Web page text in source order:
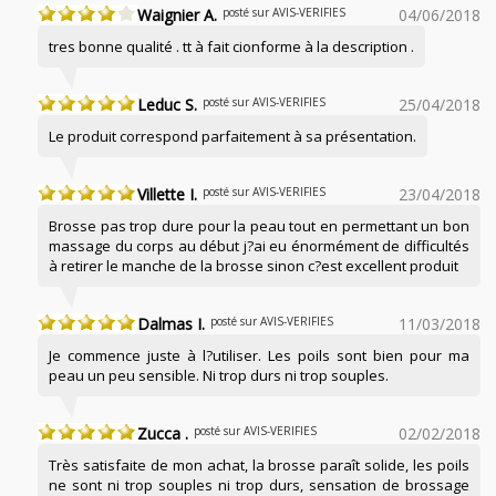
Waignier A. posté sur AVIS-VERIFIES 04/06/2018
tres bonne qualité . tt à fait cionforme à la description .
Leduc S. posté sur AVIS-VERIFIES 25/04/2018
Le produit correspond parfaitement à sa présentation.
Villette I. posté sur AVIS-VERIFIES 23/04/2018
Brosse pas trop dure pour la peau tout en permettant un bon
massage du corps au début j?ai eu énormément de difficultés
à retirer le manche de la brosse sinon c?est excellent produit
Dalmas I. posté sur AVIS-VERIFIES 11/03/2018
Je commence juste à l?utiliser. Les poils sont bien pour ma
peau un peu sensible. Ni trop durs ni trop souples.
Zucca . posté sur AVIS-VERIFIES 02/02/2018
Très satisfaite de mon achat, la brosse paraît solide, les poils
ne sont ni trop souples ni trop durs, sensation de brossage